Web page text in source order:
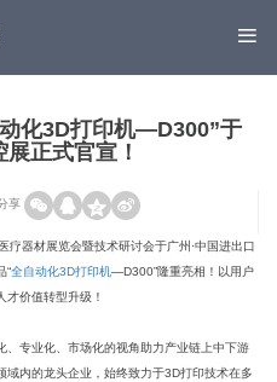
化3D打印机—D300”于
正式官宣！
享
器材展览会暨技术研讨会于广州·中国进出口
“全自动化3D打印机—D300”隆重亮相！以用户
才价值转型升级！
专业化、市场化的视角助力产业链上中下游
内的龙头企业，始终致力于3D打印技术在多